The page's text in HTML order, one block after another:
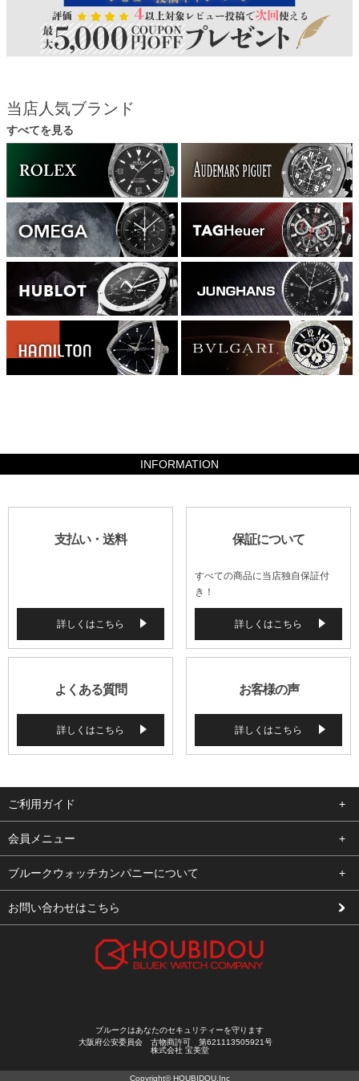
当店人気ブランド
すべてを見る
INFORMATION
支払い・送料
詳しくはこちら
保証について
すべての商品に当店独自保証付
き！
詳しくはこちら
よくある質問
詳しくはこちら
お客様の声
詳しくはこちら
ご利用ガイド
よくある質問
支払い・送料
修理依頼
会員メニュー
ログイン
お気に入り
ブルークウォッチカンパニーについて
会社概要
お問い合わせはこちら
ブルークはあなたのセキュリティーを守ります
大阪府公安委員会 古物商許可 第621113505921号
株式会社 宝美堂
Copyright© HOUBIDOU.Inc